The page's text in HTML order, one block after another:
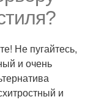
Не пугайтесь,
и очень
и